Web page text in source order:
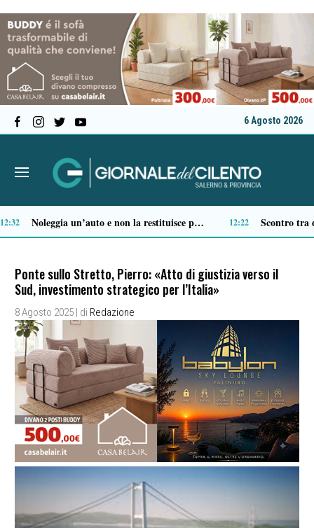
6 Agosto 2026
10:57 Malore davanti alla stazione di Salerno, 38enne trasportato a Cava de’ Tirreni 10:36
Ponte sullo Stretto, Pierro: «Atto di giustizia verso il
Sud, investimento strategico per l’Italia»
8 Agosto 2025 | di Redazione